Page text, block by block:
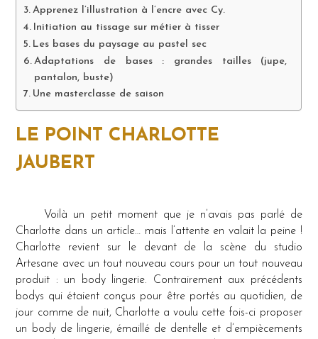
Apprenez l’illustration à l’encre avec Cy.
Initiation au tissage sur métier à tisser
Les bases du paysage au pastel sec
Adaptations de bases : grandes tailles (jupe,
pantalon, buste)
Une masterclasse de saison
LE POINT CHARLOTTE
JAUBERT
Voilà un petit moment que je n’avais pas parlé de
Charlotte dans un article… mais l’attente en valait la peine !
Charlotte revient sur le devant de la scène du studio
Artesane avec un tout nouveau cours pour un tout nouveau
produit : un body lingerie. Contrairement aux précédents
bodys qui étaient conçus pour être portés au quotidien, de
jour comme de nuit, Charlotte a voulu cette fois-ci proposer
un body de lingerie, émaillé de dentelle et d’empiècements